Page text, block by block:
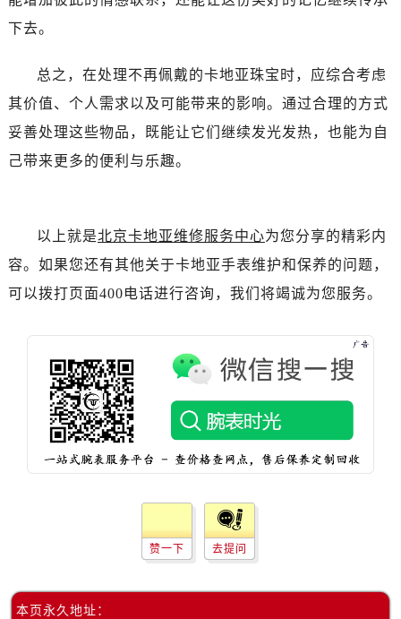
下去。
总之，在处理不再佩戴的卡地亚珠宝时，应综合考虑
其价值、个人需求以及可能带来的影响。通过合理的方式
妥善处理这些物品，既能让它们继续发光发热，也能为自
己带来更多的便利与乐趣。
以上就是北京卡地亚维修服务中心为您分享的精彩内
容。如果您还有其他关于卡地亚手表维护和保养的问题，
可以拨打页面400电话进行咨询，我们将竭诚为您服务。
赞一下 去提问
本页永久地址：